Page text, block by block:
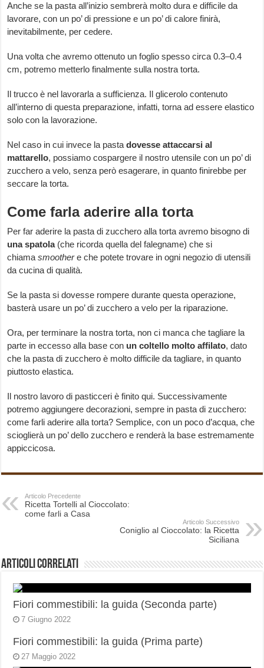
Anche se la pasta all’inizio sembrerà molto dura e difficile da
lavorare, con un po’ di pressione e un po’ di calore finirà,
inevitabilmente, per cedere.
Una volta che avremo ottenuto un foglio spesso circa 0.3–0.4
cm, potremo metterlo finalmente sulla nostra torta.
Il trucco è nel lavorarla a sufficienza. Il glicerolo contenuto
all’interno di questa preparazione, infatti, torna ad essere elastico
solo con la lavorazione.
Nel caso in cui invece la pastadovesse attaccarsi al
mattarello, possiamo cospargere il nostro utensile con un po’ di
zucchero a velo, senza però esagerare, in quanto finirebbe per
seccare la torta.
Come farla aderire alla torta
Per far aderire la pasta di zucchero alla torta avremo bisogno di
una spatola(che ricorda quella del falegname) che si
chiamasmoothere che potete trovare in ogni negozio di utensili
da cucina di qualità.
Se la pasta si dovesse rompere durante questa operazione,
basterà usare un po’ di zucchero a velo per la riparazione.
Ora, per terminare la nostra torta, non ci manca che tagliare la
parte in eccesso alla base con un coltello molto affilato, dato
che la pasta di zucchero è molto difficile da tagliare, in quanto
piuttosto elastica.
Il nostro lavoro di pasticceri è finito qui. Successivamente
potremo aggiungere decorazioni, sempre in pasta di zucchero:
come farli aderire alla torta? Semplice, con un poco d’acqua, che
scioglierà un po’ dello zucchero e renderà la base estremamente
appiccicosa.
Articolo Precedente
Ricetta Tortelli al Cioccolato:
come farli a Casa
Articolo Successivo
Coniglio al Cioccolato: la Ricetta
Siciliana
Articoli correlati
Fiori commestibili: la guida (Seconda parte)
7 Giugno 2022
Fiori commestibili: la guida (Prima parte)
27 Maggio 2022